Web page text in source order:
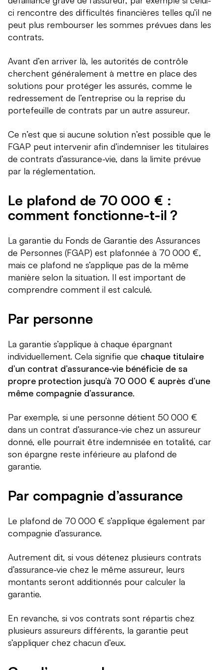
ci rencontre des difficultés financières telles qu’il ne
peut plus rembourser les sommes prévues dans les
contrats.
Avant d’en arriver là, les autorités de contrôle
cherchent généralement à mettre en place des
solutions pour protéger les assurés, comme le
redressement de l’entreprise ou la reprise du
portefeuille de contrats par un autre assureur.
Ce n’est que si aucune solution n’est possible que le
FGAP peut intervenir afin d’indemniser les titulaires
de contrats d’assurance-vie, dans la limite prévue
par la réglementation.
Le plafond de 70 000 € :
comment fonctionne-t-il ?
La garantie du Fonds de Garantie des Assurances
de Personnes (FGAP) est plafonnée à 70 000 €,
mais ce plafond ne s’applique pas de la même
manière selon la situation. Il est important de
comprendre comment il est calculé.
Par personne
La garantie s’applique à chaque épargnant
individuellement. Cela signifie que chaque titulaire
d’un contrat d’assurance-vie bénéficie de sa
propre protection jusqu’à 70 000 € auprès d’une
même compagnie d’assurance.
Par exemple, si une personne détient 50 000 €
dans un contrat d’assurance-vie chez un assureur
donné, elle pourrait être indemnisée en totalité, car
son épargne reste inférieure au plafond de
garantie.
Par compagnie d’assurance
Le plafond de 70 000 € s’applique également par
compagnie d’assurance.
Autrement dit, si vous détenez plusieurs contrats
d’assurance-vie chez le même assureur, leurs
montants seront additionnés pour calculer la
garantie.
En revanche, si vos contrats sont répartis chez
plusieurs assureurs différents, la garantie peut
s’appliquer chez chacun d’eux.